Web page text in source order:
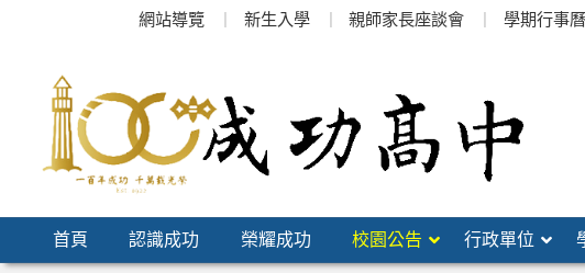
網站導覽 新生入學 親師家長座談會 學期行事曆
首頁 認識成功 榮耀成功 校園公告 行政單位